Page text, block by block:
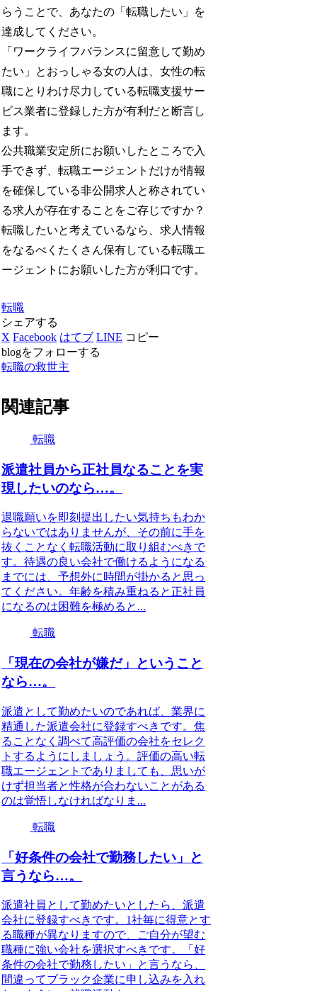
らうことで、あなたの「転職したい」を
達成してください。
「ワークライフバランスに留意して勤め
たい」とおっしゃる女の人は、女性の転
職にとりわけ尽力している転職支援サー
ビス業者に登録した方が有利だと断言し
ます。
公共職業安定所にお願いしたところで入
手できず、転職エージェントだけが情報
を確保している非公開求人と称されてい
る求人が存在することをご存じですか？
転職したいと考えているなら、求人情報
をなるべくたくさん保有している転職エ
ージェントにお願いした方が利口です。
転職
シェアする
X Facebook はてブ LINE コピー
blogをフォローする
転職の救世主
関連記事
転職
派遣社員から正社員なることを実
現したいのなら…。
退職願いを即刻提出したい気持ちもわか
らないではありませんが、その前に手を
抜くことなく転職活動に取り組むべきで
す。待遇の良い会社で働けるようになる
までには、予想外に時間が掛かると思っ
てください。年齢を積み重ねると正社員
になるのは困難を極めると...
転職
「現在の会社が嫌だ」ということ
なら…。
派遣として勤めたいのであれば、業界に
精通した派遣会社に登録すべきです。焦
ることなく調べて高評価の会社をセレク
トするようにしましょう。評価の高い転
職エージェントでありましても、思いが
けず担当者と性格が合わないことがある
のは覚悟しなければなりま...
転職
「好条件の会社で勤務したい」と
言うなら…。
派遣社員として勤めたいとしたら、派遣
会社に登録すべきです。1社毎に得意とす
る職種が異なりますので、ご自分が望む
職種に強い会社を選択すべきです。「好
条件の会社で勤務したい」と言うなら、
間違ってブラック企業に申し込みを入れ